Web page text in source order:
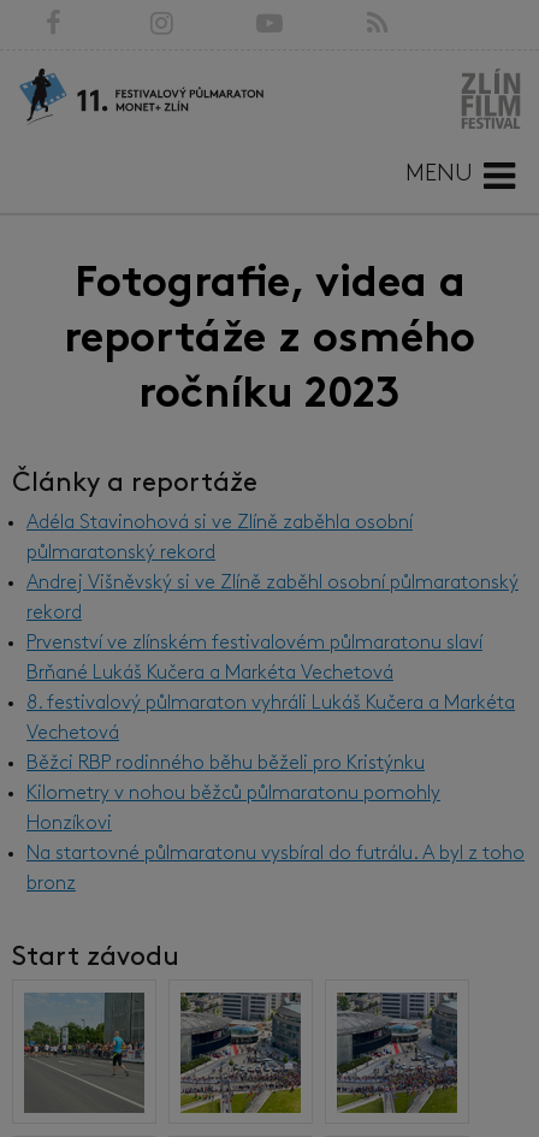
MENU
Fotografie, videa a
reportáže z osmého
ročníku 2023
Články a reportáže
Adéla Stavinohová si ve Zlíně zaběhla osobní
půlmaratonský rekord
Andrej Višněvský si ve Zlíně zaběhl osobní půlmaratonský
rekord
Prvenství ve zlínském festivalovém půlmaratonu slaví
Brňané Lukáš Kučera a Markéta Vechetová
8. festivalový půlmaraton vyhráli Lukáš Kučera a Markéta
Vechetová
Běžci RBP rodinného běhu běželi pro Kristýnku
Kilometry v nohou běžců půlmaratonu pomohly
Honzíkovi
Na startovné půlmaratonu vysbíral do futrálu. A byl z toho
bronz
Start závodu